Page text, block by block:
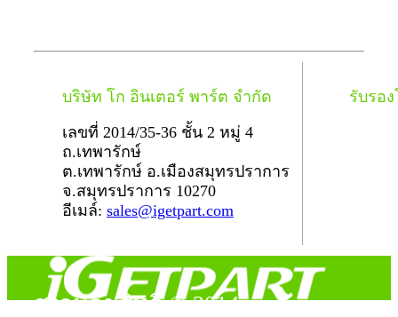
บริษัท โก อินเตอร์ พาร์ต จำกัด
เลขที่ 2014/35-36 ชั้น 2 หมู่ 4
ถ.เทพารักษ์
ต.เทพารักษ์ อ.เมืองสมุทรปราการ
จ.สมุทรปราการ 10270
อีเมล์: sales@igetpart.com
รับรอ
สงวนลิขสิทธิ์ © 2014